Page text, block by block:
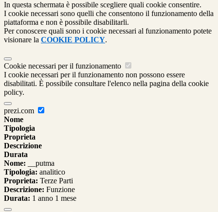
In questa schermata è possibile scegliere quali cookie consentire.
I cookie necessari sono quelli che consentono il funzionamento della
piattaforma e non è possibile disabilitarli.
Per conoscere quali sono i cookie necessari al funzionamento potete
visionare la COOKIE POLICY.
Cookie necessari per il funzionamento
I cookie necessari per il funzionamento non possono essere
disabilitati. È possibile consultare l'elenco nella pagina della cookie
policy.
prezi.com
Nome
Tipologia
Proprieta
Descrizione
Durata
Nome: __putma
Tipologia: analitico
Proprieta: Terze Parti
Descrizione: Funzione
Durata: 1 anno 1 mese